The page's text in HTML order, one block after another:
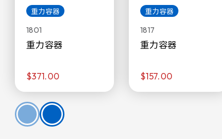
重力容器
1801
重力容器
$371.00
重力容器
1817
重力容器
$157.00